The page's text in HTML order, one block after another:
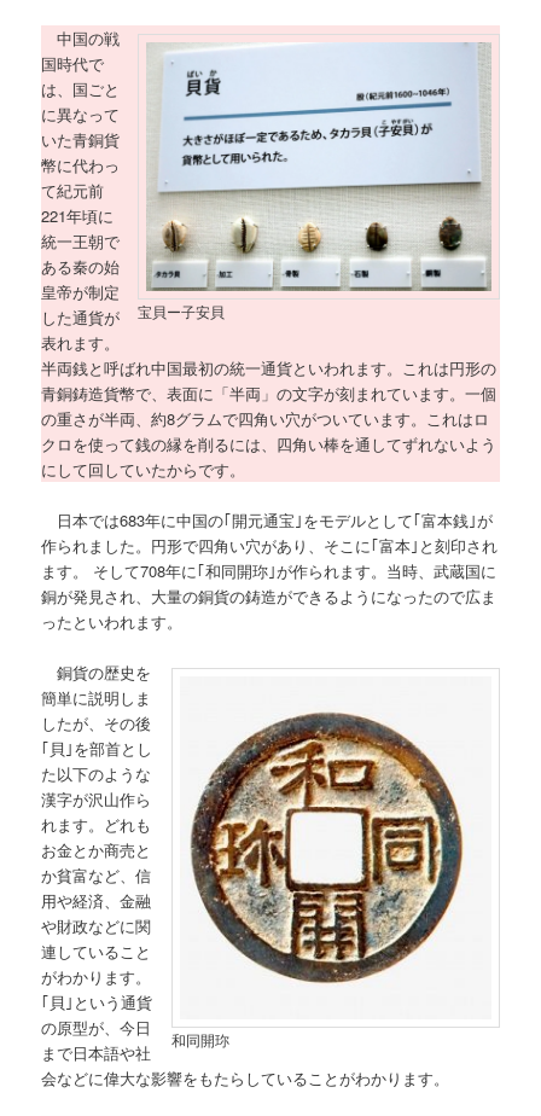
宝貝ー子安貝
中国の戦
国時代で
は、国ごと
に異なって
いた青銅貨
幣に代わっ
て紀元前
221年頃に
統一王朝で
ある秦の始
皇帝が制定
した通貨が
表れます。
半両銭と呼ばれ中国最初の統一通貨といわれます。これは円形の
青銅鋳造貨幣で、表面に「半両」の文字が刻まれています。一個
の重さが半両、約8グラムで四角い穴がついています。これはロ
クロを使って銭の縁を削るには、四角い棒を通してずれないよう
にして回していたからです。
日本では683年に中国の｢開元通宝｣をモデルとして｢富本銭｣が
作られました。円形で四角い穴があり、そこに｢富本｣と刻印され
ます。 そして708年に｢和同開珎｣が作られます。当時、武蔵国に
銅が発見され、大量の銅貨の鋳造ができるようになったので広ま
ったといわれます。
和同開珎
銅貨の歴史を
簡単に説明しま
したが、その後
｢貝｣を部首とし
た以下のような
漢字が沢山作ら
れます。どれも
お金とか商売と
か貧富など、信
用や経済、金融
や財政などに関
連していること
がわかります。
｢貝｣という通貨
の原型が、今日
まで日本語や社
会などに偉大な影響をもたらしていることがわかります。